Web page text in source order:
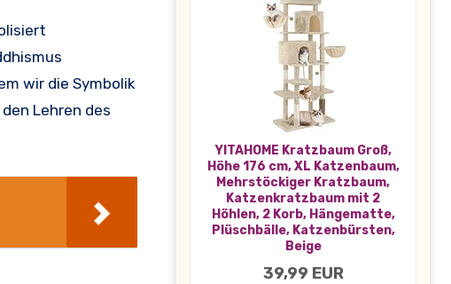
wir die Symbolik
Lehren des
YITAHOME Kratzbaum Groß,
Höhe 176 cm, XL Katzenbaum,
Mehrstöckiger Kratzbaum,
Katzenkratzbaum mit 2
Höhlen, 2 Korb, Hängematte,
Plüschbälle, Katzenbürsten,
Beige
39,99 EUR